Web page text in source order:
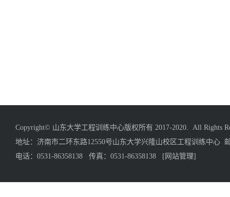
Copyright© 山东大学工程训练中心版权所有 2017-2020. All Rights
地址：济南市二环东路12550号山东大学兴隆山校区工程训练中心
电话：0531-86358138 传真：0531-86358138
[网站管理]